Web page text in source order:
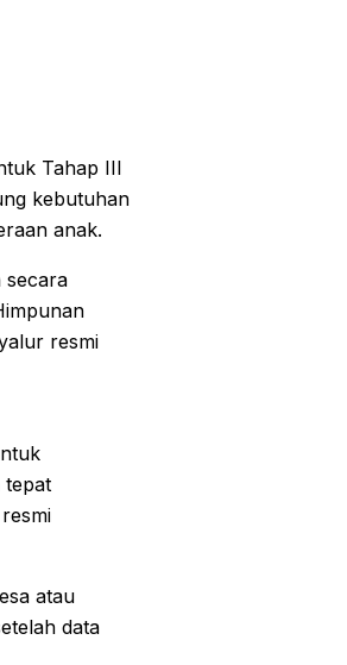
Tahap III
kebutuhan
anak.
secara
resmi
tepat
atau
data